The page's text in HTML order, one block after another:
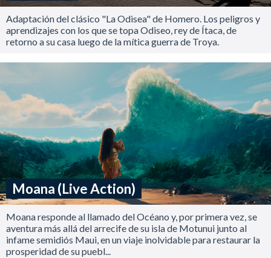
Adaptación del clásico "La Odisea" de Homero. Los peligros y
aprendizajes con los que se topa Odiseo, rey de Ítaca, de
retorno a su casa luego de la mítica guerra de Troya.
Moana (Live Action)
Moana responde al llamado del Océano y, por primera vez, se
aventura más allá del arrecife de su isla de Motunui junto al
infame semidiós Maui, en un viaje inolvidable para restaurar la
prosperidad de su puebl...